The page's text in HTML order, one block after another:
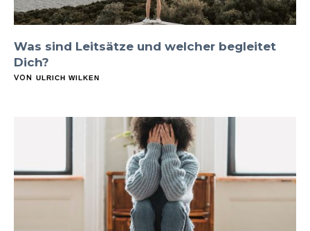
Was sind Leitsätze und welcher begleitet
Dich?
VON ULRICH WILKEN